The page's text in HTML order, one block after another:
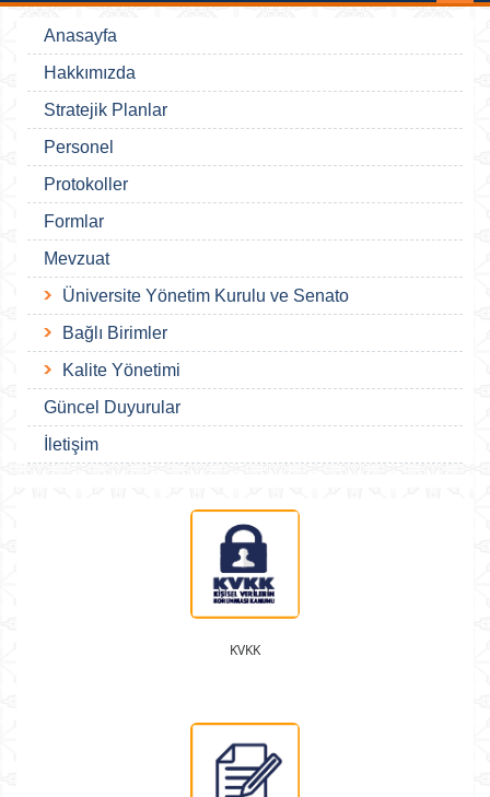
Anasayfa
Hakkımızda
Stratejik Planlar
Personel
Protokoller
Formlar
Mevzuat
Üniversite Yönetim Kurulu ve Senato
Bağlı Birimler
Kalite Yönetimi
Güncel Duyurular
İletişim
KVKK